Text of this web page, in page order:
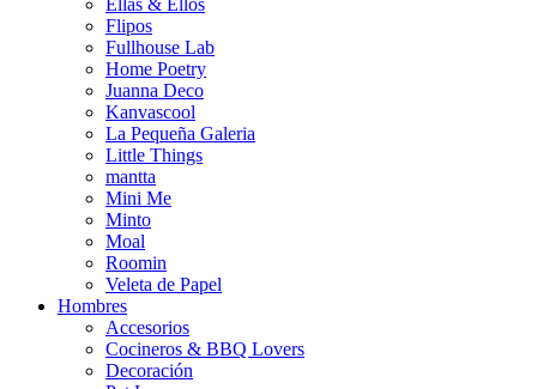
Ellas & Ellos
Flipos
Fullhouse Lab
Home Poetry
Juanna Deco
Kanvascool
La Pequeña Galeria
Little Things
mantta
Mini Me
Minto
Moal
Roomin
Veleta de Papel
Hombres
Accesorios
Cocineros & BBQ Lovers
Decoración